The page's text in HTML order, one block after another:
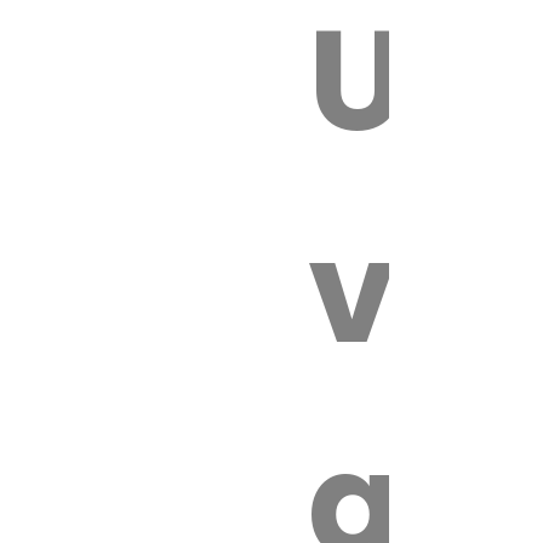
Un